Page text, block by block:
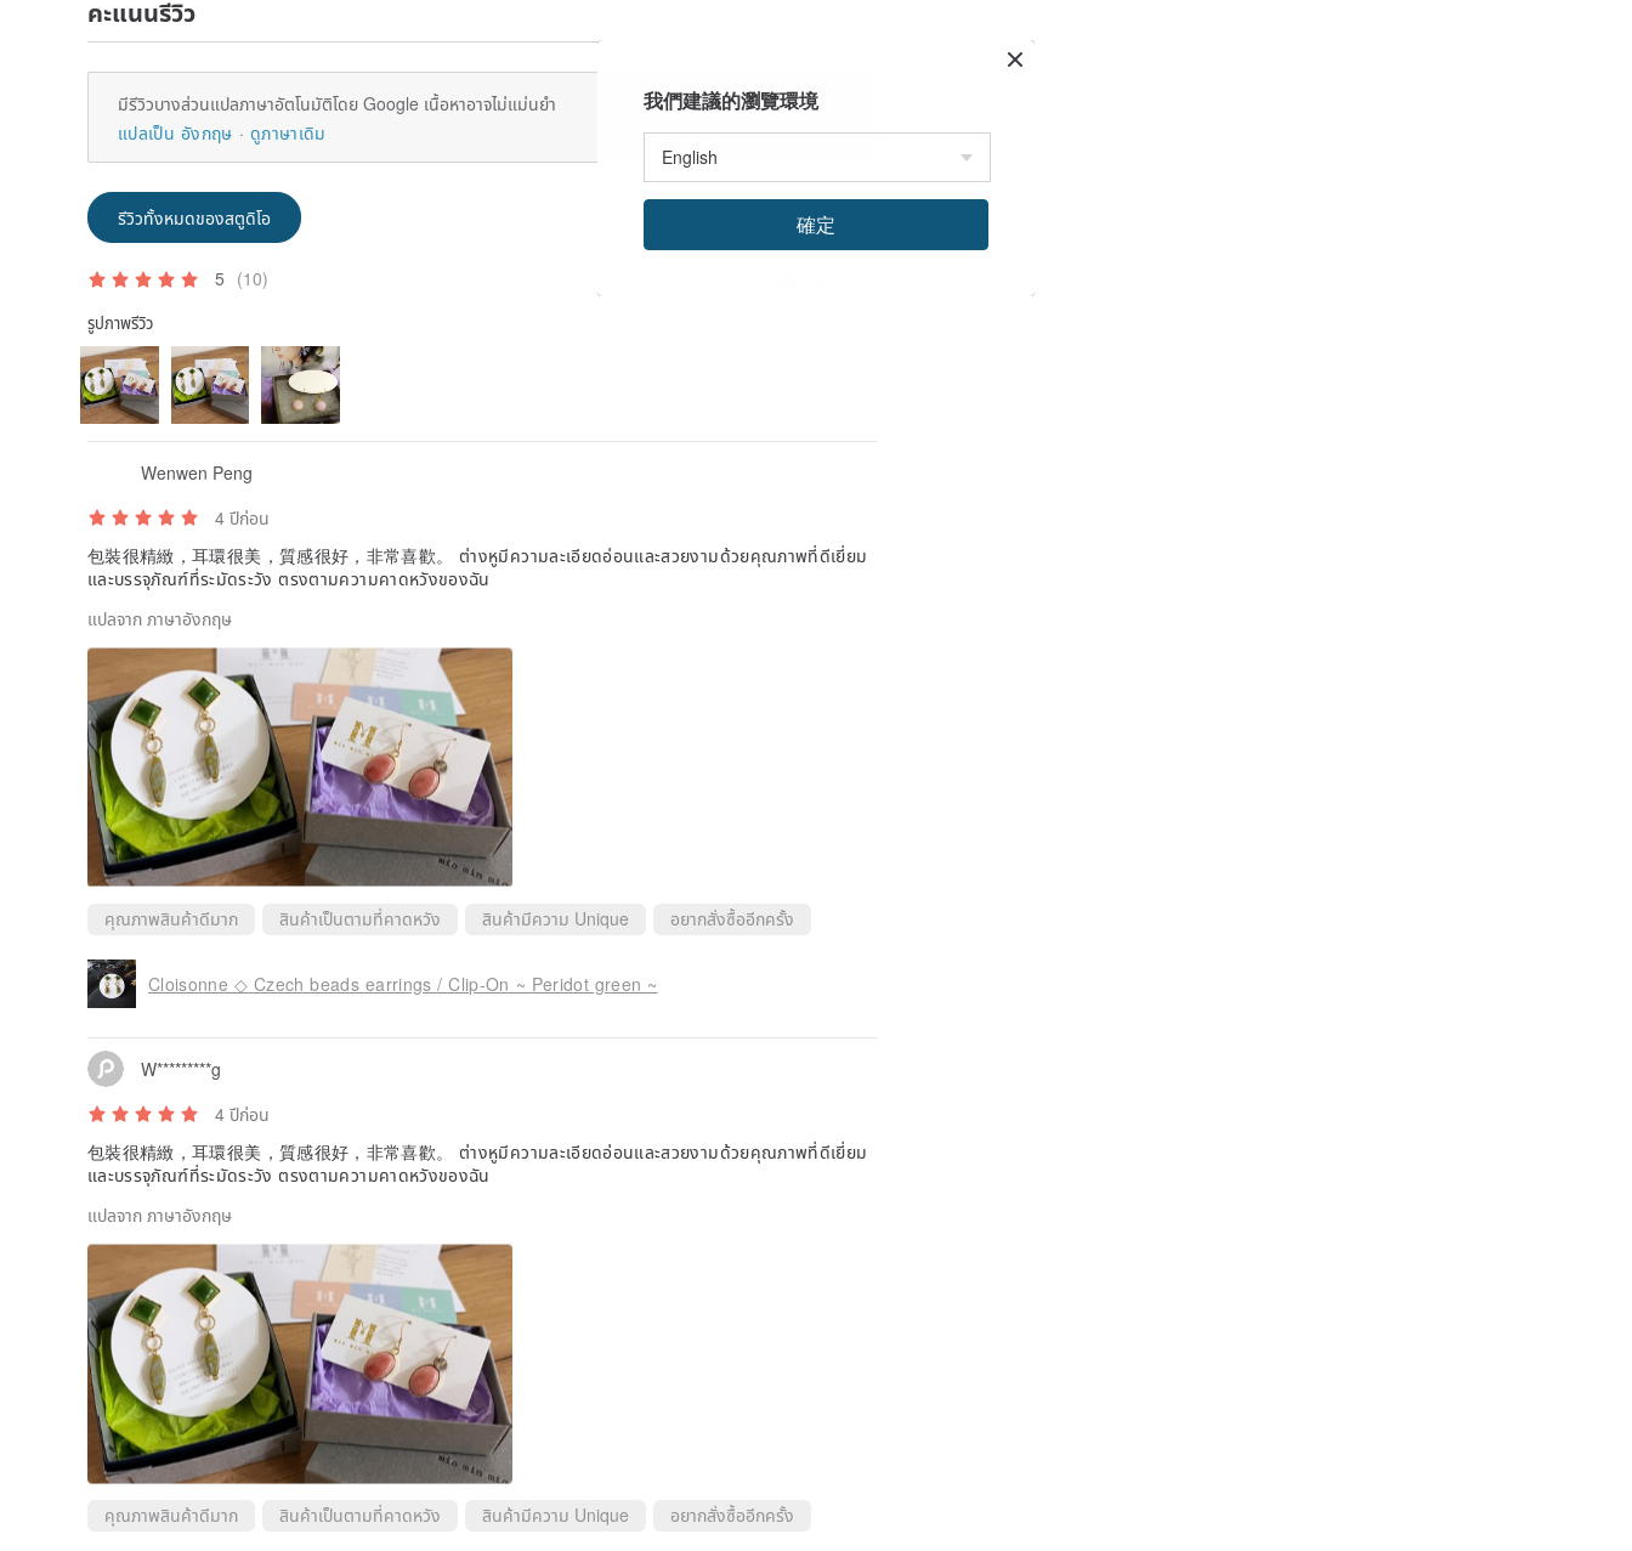
・ There may be a slight color difference between the photo on the monitor and the actual
work.
คะแนนรีวิว
มีรีวิวบางส่วนแปลภาษาอัตโนมัติโดย Google เนื้อหาอาจไม่แม่นยำ
แปลเป็น อังกฤษ
ดูภาษาเดิม
รีวิวทั้งหมดของสตูดิโอ
5 (10)
รูปภาพรีวิว
Wenwen Peng
4 ปีก่อน
包裝很精緻，耳環很美，質感很好，非常喜歡。 ต่างหูมีความละเอียดอ่อนและสวยงามด้วยคุณภาพที่ดีเยี่ยม
และบรรจุภัณฑ์ที่ระมัดระวัง ตรงตามความคาดหวังของฉัน
แปลจาก ภาษาอังกฤษ
คุณภาพสินค้าดีมาก สินค้าเป็นตามที่คาดหวัง สินค้ามีความ Unique อยากสั่งซื้ออีกครั้ง
Cloisonne ◇ Czech beads earrings / Clip-On ~ Peridot green ~
W*********g
4 ปีก่อน
包裝很精緻，耳環很美，質感很好，非常喜歡。 ต่างหูมีความละเอียดอ่อนและสวยงามด้วยคุณภาพที่ดีเยี่ยม
และบรรจุภัณฑ์ที่ระมัดระวัง ตรงตามความคาดหวังของฉัน
แปลจาก ภาษาอังกฤษ
คุณภาพสินค้าดีมาก สินค้าเป็นตามที่คาดหวัง สินค้ามีความ Unique อยากสั่งซื้ออีกครั้ง
我們建議的瀏覽環境
確定